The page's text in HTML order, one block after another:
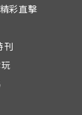
彩直擊
刊